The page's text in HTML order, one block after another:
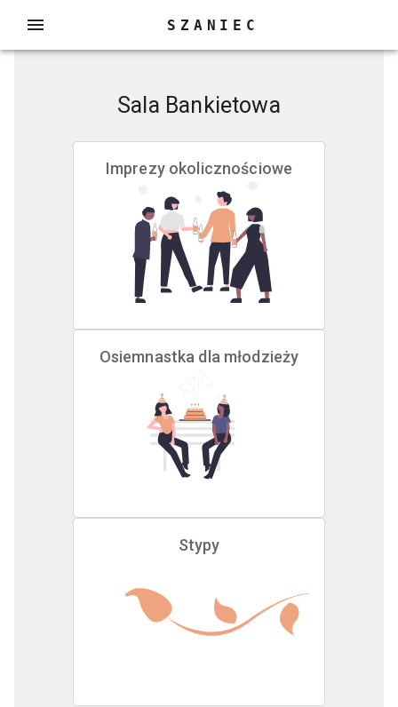
SZANIEC
Sala Bankietowa
Imprezy okolicznościowe
Osiemnastka dla młodzieży
Stypy